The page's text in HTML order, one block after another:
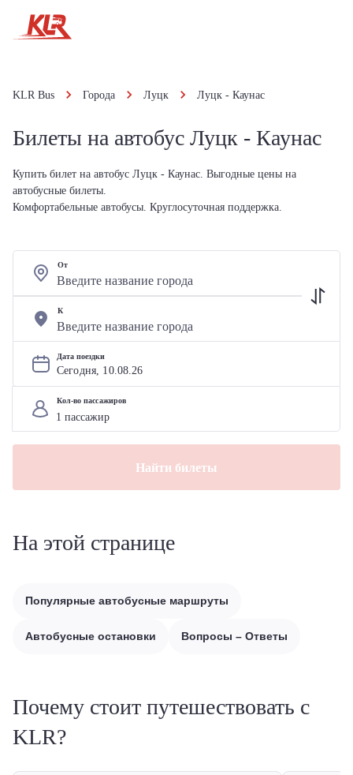
KLR Bus Города Луцк Луцк - Каунас
Билеты на автобус Луцк - Каунас
Купить билет на автобус Луцк - Каунас. Выгодные цены на
автобусные билеты.
Комфортабельные автобусы. Круглосуточная поддержка.
От
К
Дата поездки
Сегодня, 10.08.26
Кол-во пассажиров
Найти билеты
На этой странице
Популярные автобусные маршруты
Автобусные остановки Вопросы – Ответы
Почему стоит путешествовать с
KLR?